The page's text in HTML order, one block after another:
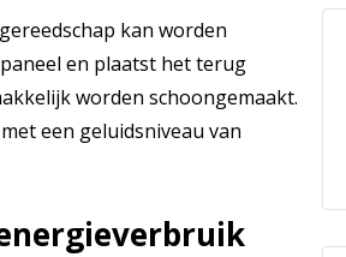
kan worden
en plaatst het terug
worden schoongemaakt.
een geluidsniveau van